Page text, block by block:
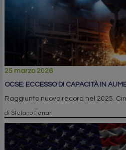
25 marzo 2026
OCSE: ECCESSO DI CAPACITÀ IN
Raggiunto nuovo record nel 2025.
di Stefano Ferrari